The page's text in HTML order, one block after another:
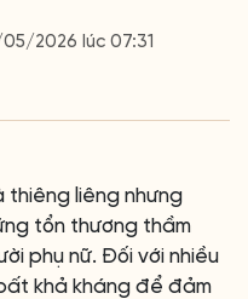
2026 lúc 07:31
thiêng liêng nhưng
tổn thương thầm
phụ nữ. Đối với nhiều
khả kháng để đảm